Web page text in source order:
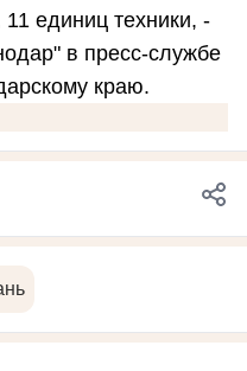
11 единиц техники, -
в пресс-службе
краю.